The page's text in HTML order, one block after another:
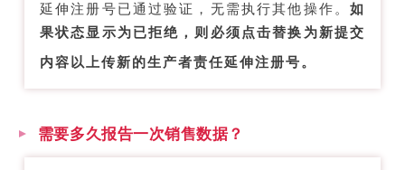
延伸注册号已通过验证，无需执行其他操作。 如
果状态显示为已拒绝，则必须点击替换为新提交
内容以上传新的生产者责任延伸注册号。
需要多久报告一次销售数据？